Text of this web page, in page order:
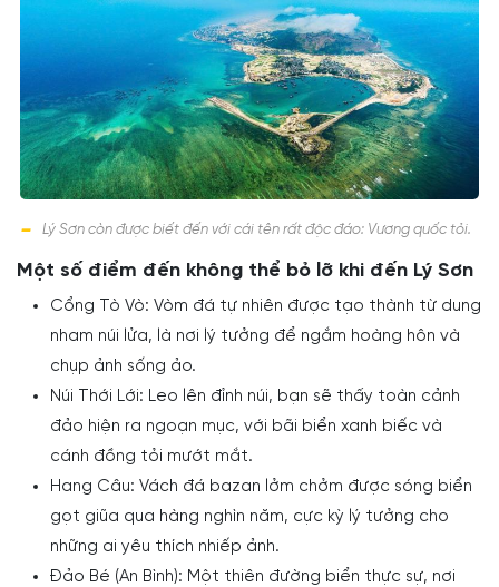
Lý Sơn còn được biết đến với cái tên rất độc đáo: Vương quốc tỏi.
Một số điểm đến không thể bỏ lỡ khi đến Lý Sơn
Cổng Tò Vò: Vòm đá tự nhiên được tạo thành từ dung
nham núi lửa, là nơi lý tưởng để ngắm hoàng hôn và
chụp ảnh sống ảo.
Núi Thới Lới: Leo lên đỉnh núi, bạn sẽ thấy toàn cảnh
đảo hiện ra ngoạn mục, với bãi biển xanh biếc và
cánh đồng tỏi mướt mắt.
Hang Câu: Vách đá bazan lởm chởm được sóng biển
gọt giũa qua hàng nghìn năm, cực kỳ lý tưởng cho
những ai yêu thích nhiếp ảnh.
Đảo Bé (An Bình): Một thiên đường biển thực sự, nơi